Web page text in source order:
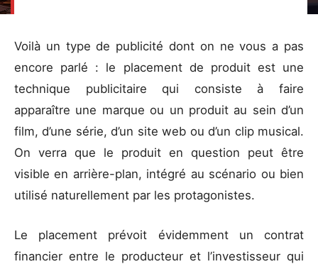
Voilà un type de publicité dont on ne vous a pas
encore parlé : le placement de produit est une
technique publicitaire qui consiste à faire
apparaître une marque ou un produit au sein d’un
film, d’une série, d’un site web ou d’un clip musical.
On verra que le produit en question peut être
visible en arrière-plan, intégré au scénario ou bien
utilisé naturellement par les protagonistes.
Le placement prévoit évidemment un contrat
financier entre le producteur et l’investisseur qui